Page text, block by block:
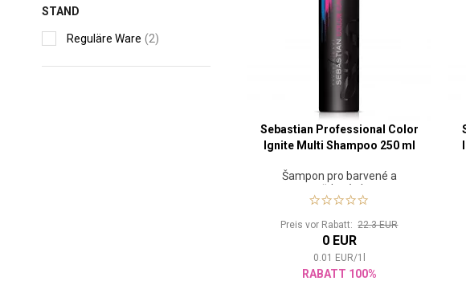
STAND
Reguläre Ware (2)
Sebastian Professional Color
Ignite Multi Shampoo 250 ml
Šampon pro barvené a
zesvětlené vlasy
Preis vor Rabatt:22.3 EUR
0 EUR
0.01 EUR/1
RABATT 100%